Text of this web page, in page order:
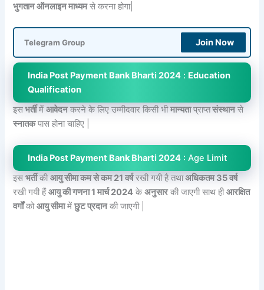
भुगतान ऑनलाइन माध्यमसे करना होगा|
Telegram Group Join Now
India Post Payment Bank Bharti 2024 : Education
Qualification
इसभर्तीमेंआवेदनकरने के लिए उम्मीदवार किसी भीमान्यताप्राप्तसंस्थानसे
स्नातकपास होना चाहिए |
India Post Payment Bank Bharti 2024 : Age Limit
इसभर्तीकीआयु सीमा कम से कम 21 वर्षरखी गयी है तथाअधिकतम 35 वर्ष
रखी गयी हैंआयु की गणना 1 मार्च 2024 केअनुसारकी जाएगी साथ हीआरक्षित
वर्गोंकोआयु सीमामेंछुट प्रदानकी जाएगी |